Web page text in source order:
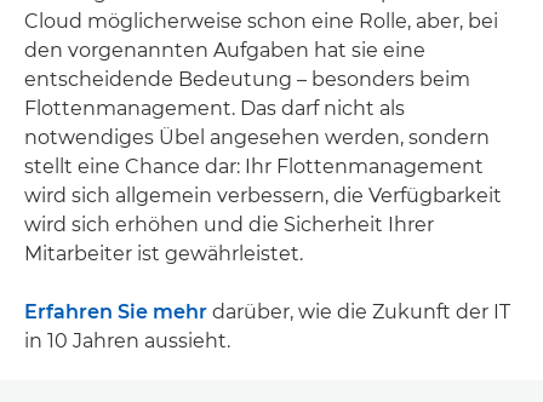
Cloud möglicherweise schon eine Rolle, aber, bei
den vorgenannten Aufgaben hat sie eine
entscheidende Bedeutung – besonders beim
Flottenmanagement. Das darf nicht als
notwendiges Übel angesehen werden, sondern
stellt eine Chance dar: Ihr Flottenmanagement
wird sich allgemein verbessern, die Verfügbarkeit
wird sich erhöhen und die Sicherheit Ihrer
Mitarbeiter ist gewährleistet.
Erfahren Sie mehr darüber, wie die Zukunft der IT
in 10 Jahren aussieht.